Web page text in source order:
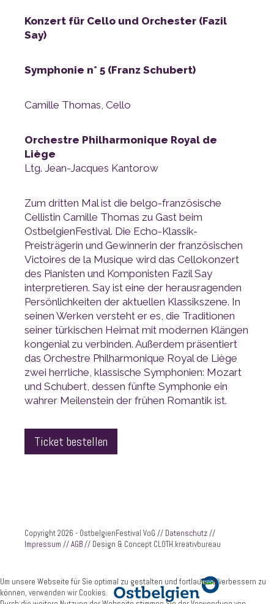
Say)
Symphonie n° 5 (Franz Schubert)
Camille Thomas, Cello
Liège
Ltg. Jean-Jacques Kantorow
wahrer Meilenstein der frühen Romantik ist.
Ticket bestellen
Copyright 2026 - OstbelgienFestival VoG // Datenschutz//
Impressum //AGB// Design & Concept CLOTH.kreativbureau
können, verwenden wir Cookies.